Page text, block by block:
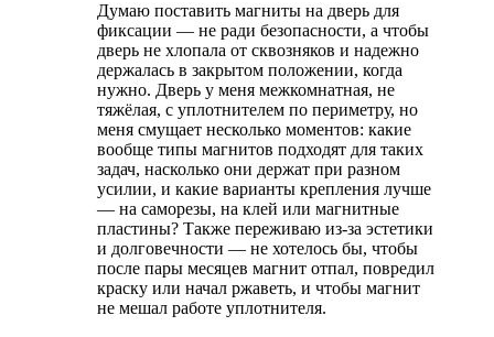
Думаю поставить магниты на дверь для
фиксации — не ради безопасности, а чтобы
дверь не хлопала от сквозняков и надежно
держалась в закрытом положении, когда
нужно. Дверь у меня межкомнатная, не
тяжёлая, с уплотнителем по периметру, но
меня смущает несколько моментов: какие
вообще типы магнитов подходят для таких
задач, насколько они держат при разном
усилии, и какие варианты крепления лучше
— на саморезы, на клей или магнитные
пластины? Также переживаю из-за эстетики
и долговечности — не хотелось бы, чтобы
после пары месяцев магнит отпал, повредил
краску или начал ржаветь, и чтобы магнит
не мешал работе уплотнителя.